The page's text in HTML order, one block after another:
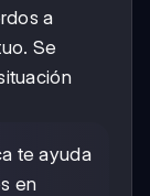
a
Se
te ayuda
en